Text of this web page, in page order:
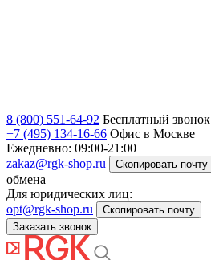
8 (800) 551-64-92 Бесплатный звонок
+7 (495) 134-16-66 Офис в Москве
Ежедневно: 09:00-21:00
zakaz@rgk-shop.ru
Скопировать почту
обмена
Для юридических лиц:
opt@rgk-shop.ru
Скопировать почту
Заказать звонок